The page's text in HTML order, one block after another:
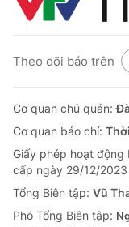
Theo dõi báo trên
Cơ quan chủ quản:
Cơ quan báo chí:
Giấy phép hoạt động
cấp ngày 29/12/2023
Tổng Biên tập: Vũ
Phó Tổng Biên tập: